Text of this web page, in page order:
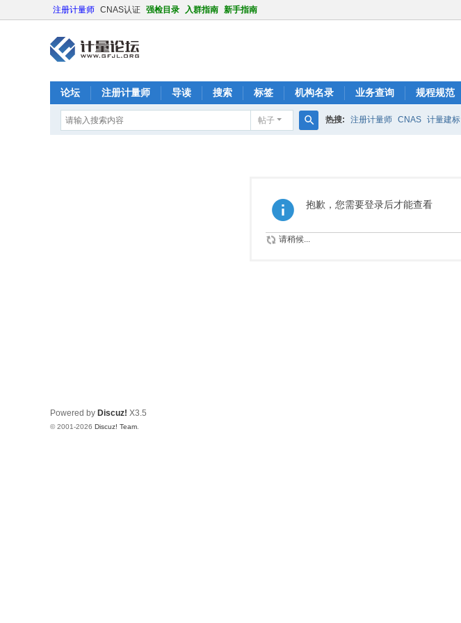
注册计量师 CNAS认证 强检目录 入群指南 新手指南
论坛 注册计量师 导读 搜索 标签 机构名录 业务查询 规程规范
帖子 热搜: 注册计量师 CNAS 计量建标
抱歉，您需要登录后才能查看
请稍候...
Powered by Discuz! X3.5
© 2001-2026 Discuz! Team